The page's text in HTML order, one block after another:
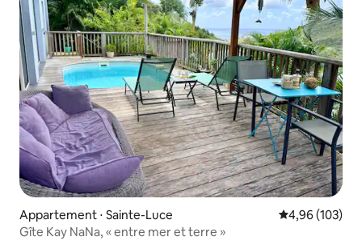
Appartement ⋅ Sainte-Luce Évaluation
4,96 (103)
Gîte Kay NaNa, « entre mer et terre »